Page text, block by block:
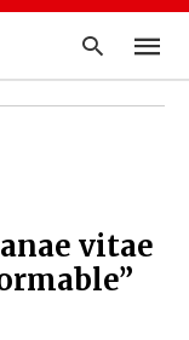
y
pulsa
vitae